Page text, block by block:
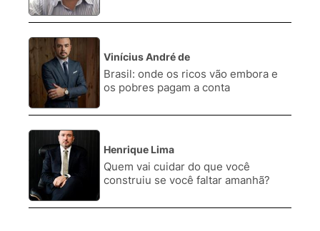
Vinícius André de
Brasil: onde os ricos vão embora e
os pobres pagam a conta
4.
Henrique Lima
Quem vai cuidar do que você
construiu se você faltar amanhã?